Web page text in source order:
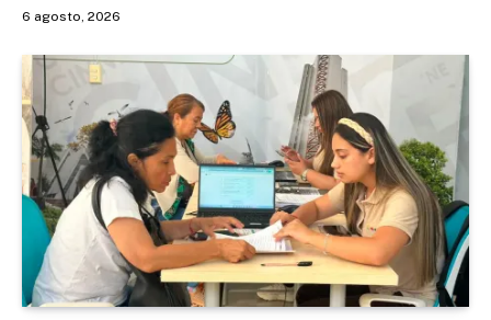
6 agosto, 2026